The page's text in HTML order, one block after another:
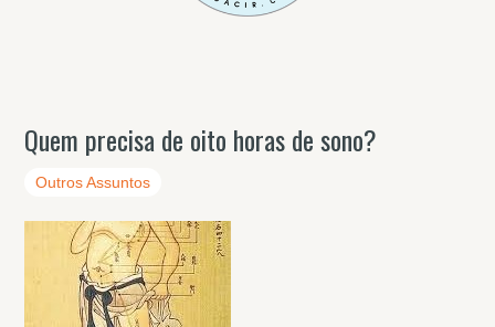
Quem precisa de oito horas de sono?
Outros Assuntos